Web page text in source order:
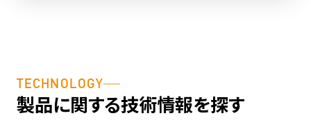
TECHNOLOGY
製品に関する技術情報を探す